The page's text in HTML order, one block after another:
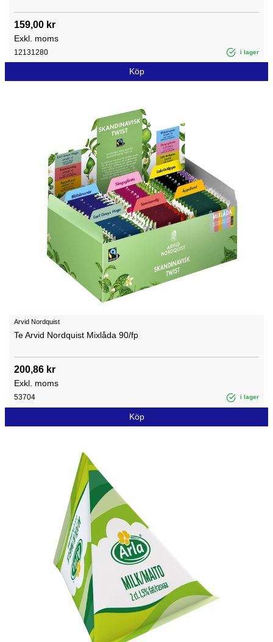
159,00 kr
Exkl. moms
12131280 i lager
Köp
Arvid Nordquist
Te Arvid Nordquist Mixlåda 90/fp
200,86 kr
Exkl. moms
53704 i lager
Köp